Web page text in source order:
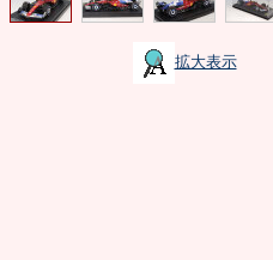
拡大表示